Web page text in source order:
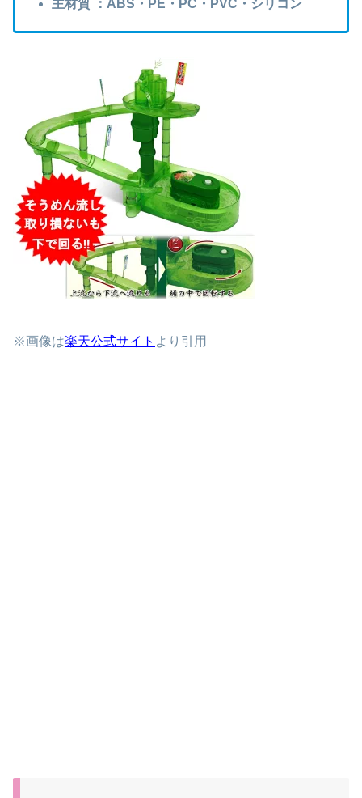
主材質 ：ABS・PE・PC・PVC・シリコン
※画像は楽天公式サイト より引用